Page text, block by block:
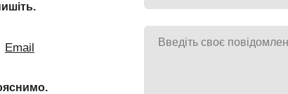
Email